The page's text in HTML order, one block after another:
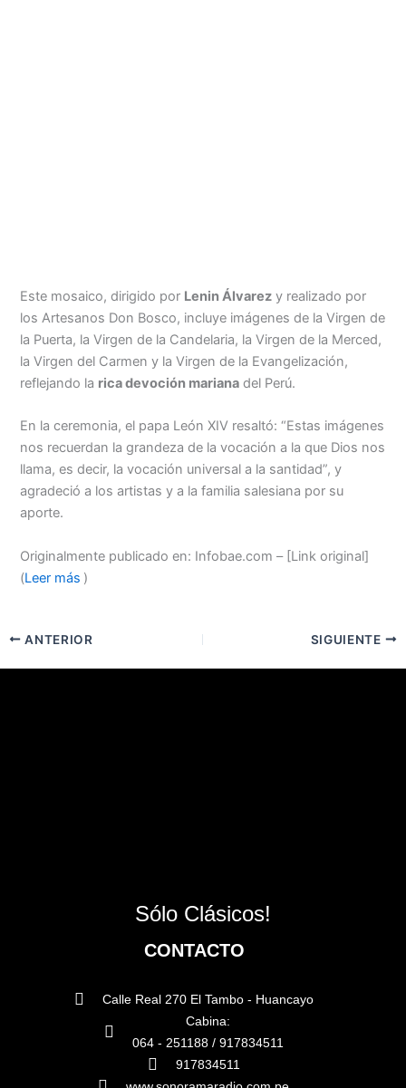
Este mosaico, dirigido por Lenin Álvarez y realizado por
los Artesanos Don Bosco, incluye imágenes de la Virgen de
la Puerta, la Virgen de la Candelaria, la Virgen de la Merced,
la Virgen del Carmen y la Virgen de la Evangelización,
reflejando la rica devoción mariana del Perú.
En la ceremonia, el papa León XIV resaltó: “Estas imágenes
nos recuerdan la grandeza de la vocación a la que Dios nos
llama, es decir, la vocación universal a la santidad”, y
agradeció a los artistas y a la familia salesiana por su
aporte.
Originalmente publicado en: Infobae.com – [Link original]
(Leer más )
ANTERIOR SIGUIENTE
Sólo Clásicos!
CONTACTO
Calle Real 270 El Tambo - Huancayo
Cabina:
064 - 251188 / 917834511
917834511